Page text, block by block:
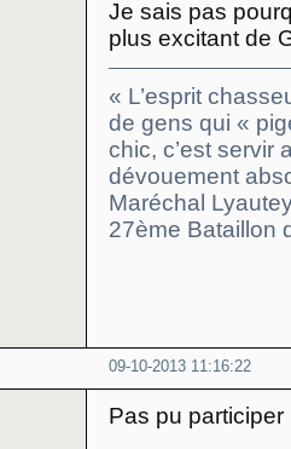
Je sais pas
plus excitant de
« L’esprit
de gens qui «
chic, c’est servir
dévouement
Maréchal
27ème Bataillon
09-10-2013 11:16:22
Pas pu